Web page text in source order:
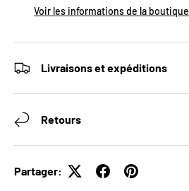
Voir les informations de la boutique
Livraisons et expéditions
Retours
Partager: